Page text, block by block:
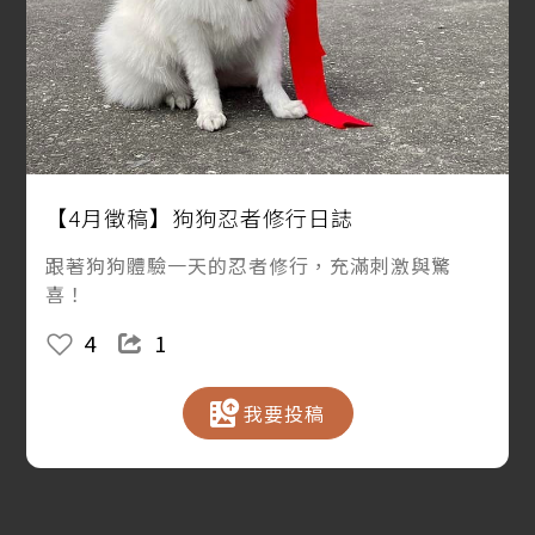
【4月徵稿】狗狗忍者修行日誌
跟著狗狗體驗一天的忍者修行，充滿刺激與驚
喜！
4 1
我要投稿